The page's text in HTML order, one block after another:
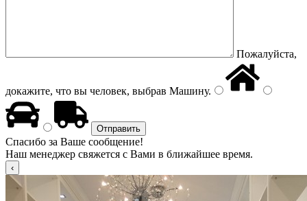
Пожалуйста,
докажите, что вы человек, выбрав Машину.
Спасибо за Ваше сообщение!
Наш менеджер свяжется с Вами в ближайшее время.